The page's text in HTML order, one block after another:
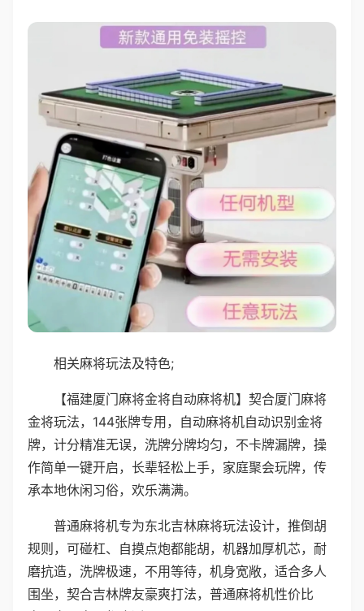
相关麻将玩法及特色;
【福建厦门麻将金将自动麻将机】契合厦门麻将
金将玩法，144张牌专用，自动麻将机自动识别金将
牌，计分精准无误，洗牌分牌均匀，不卡牌漏牌，操
作简单一键开启，长辈轻松上手，家庭聚会玩牌，传
承本地休闲习俗，欢乐满满。
普通麻将机专为东北吉林麻将玩法设计，推倒胡
规则，可碰杠、自摸点炮都能胡，机器加厚机芯，耐
磨抗造，洗牌极速，不用等待，机身宽敞，适合多人
围坐，契合吉林牌友豪爽打法，普通麻将机性价比